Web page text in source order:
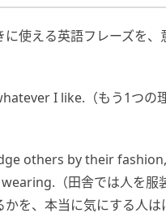
使える英語フレーズを
I like.（もう1つの
others by their
（田舎では人を服
を、本当に気にする人は